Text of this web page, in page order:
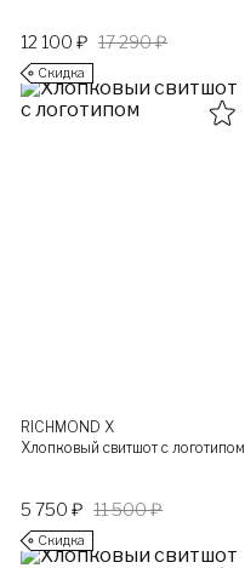
12 100 ₽ 17 290 ₽
Скидка
RICHMOND X
Хлопковый свитшот с логотипом
5 750 ₽ 11 500 ₽
Скидка